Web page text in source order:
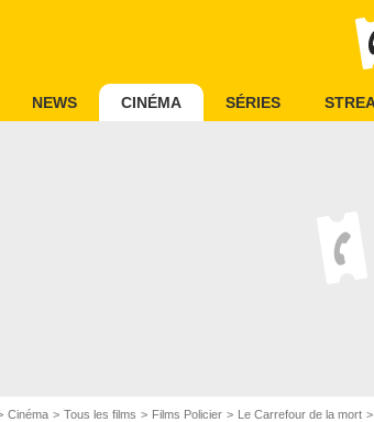
NEWS CINÉMA SÉRIES
Cinéma Tous les films Films Policier Le Carrefour de la mort